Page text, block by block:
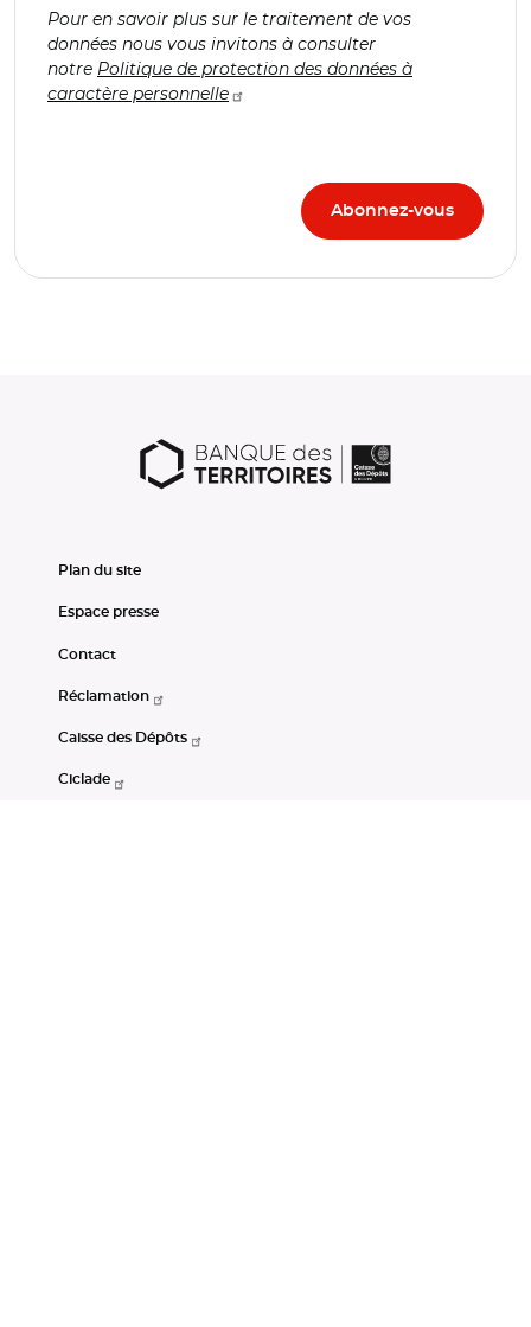
Pour en savoir plus sur le traitement de vos
données nous vous invitons à consulter
notre Politique de protection des données à
caractère personnelle
Plan du site
Espace presse
Contact
Réclamation
Caisse des Dépôts
Ciclade